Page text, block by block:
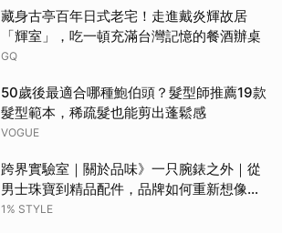
藏身古亭百年日式老宅！走進戴炎輝故居
「輝室」，吃一頓充滿台灣記憶的餐酒辦桌
GQ
50歲後最適合哪種鮑伯頭？髮型師推薦19款
髮型範本，稀疏髮也能剪出蓬鬆感
VOGUE
跨界實驗室｜關於品味》一只腕錶之外｜從
男士珠寶到精品配件，品牌如何重新想像當
代男性？
1% STYLE